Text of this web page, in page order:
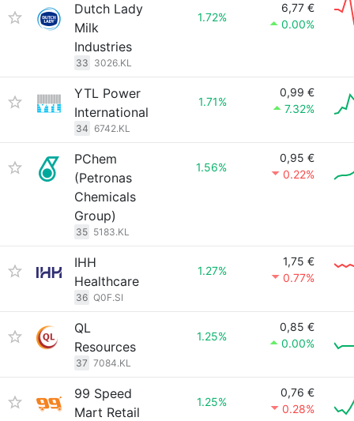
Dutch Lady
Milk
Industries
33 3026.KL
1.72%
6,77 €
0.00%
YTL Power
International
34 6742.KL
1.71%
0,99 €
7.32%
PChem
(Petronas
Chemicals
Group)
35 5183.KL
1.56%
0,95 €
0.22%
IHH
Healthcare
36 Q0F.SI
1.27%
1,75 €
0.77%
QL
Resources
37 7084.KL
1.25%
0,85 €
0.00%
99 Speed
Mart Retail
1.25%
0,76 €
0.28%